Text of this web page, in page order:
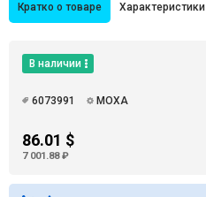
Кратко о товаре Характеристики
В наличии
6073991 MOXA
86.01 $
7 001.88 ₽